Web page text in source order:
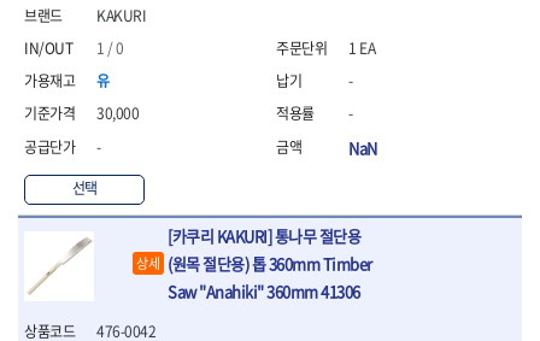
- 목공톱
- 고지톱
- 다목적가위
- 안전커터칼
- 휠메저
연마용품
- 조줄
- 철공용줄
- 목공용줄
- 조줄세트
- 줄
KAKURI
1 / 0
유
30,000
-
선택
1 EA
-
-
NaN
상세
[카쿠리 KAKURI] 통나무 절단용
(원목 절단용) 톱 360mm Timber
Saw "Anahiki" 360mm 41306
476-0042